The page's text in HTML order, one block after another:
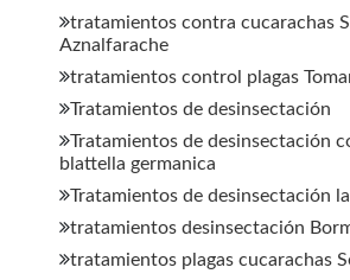
tratamientos contra cucarachas
Aznalfarache
tratamientos control plagas
Tratamientos de desinsectación
Tratamientos de desinsectación
blattella germanica
Tratamientos de desinsectación
tratamientos desinsectación
tratamientos plagas cucarachas